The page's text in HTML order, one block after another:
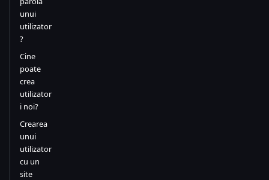
unui
utilizator
?
Cine
poate
crea
utilizator
i noi?
Crearea
unui
utilizator
cu un
site